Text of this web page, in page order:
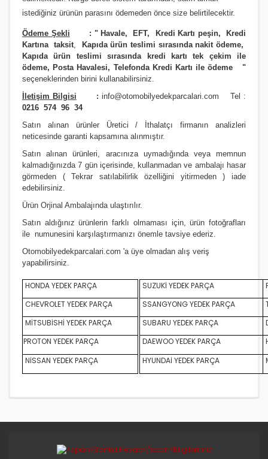
istediğiniz ürünün parasını ödemeden önce size belirtilecektir.
Ödeme Şekli : " Havale, EFT, Kredi Kartı peşin,
Kredi
Kartına taksit,
Kapıda ürün teslimi sırasında nakit ödeme,
Kapıda ürün teslimi sırasında kredi kartı tek çekim ile
ödeme, Posta Havalesi, Telefonda Kredi Kartı ile ödeme
"
seçeneklerinden birini kullanabilirsiniz.
İletişim Bilgisi : info@otomobilyedekparcalari.com Tel :
0216 574 96 34
Satın alınan ürünler Üretici / İthalatçı firmanın analizleri
neticesinde garanti kapsamına alınmıştır.
Satın alınan ürünleri, aracınıza uymadığında veya memnun
kalmadığınızda 7 gün içerisinde, kullanmadan ve ambalajı hasar
görmeden ( Tekrar satılabilirlik özelliğini yitirmeden ) iade
edebilirsiniz.
Ürün Orjinal Ambalajında ulaştırılır.
Satın aldığınız ürünlerin farklı olmaması için, ürün fotoğrafları
ile numunesini karşılaştırmanızı önemle tavsiye ederiz.
Otomobilyedekparcalari.com 'a üye olmadan alış veriş
yapabilirsiniz.
HONDA YEDEK PARÇA SUZUKİ YEDEK PARÇA
CHEVROLET YEDEK PARÇA
SSANGYONG YEDEK PARÇA
MİTSUBİSHİ YEDEK PARÇA
SUBARU YEDEK PARÇA
PROTON YEDEK PARÇA
DAEWOO YEDEK PARÇA
NİSSAN YEDEK PARÇA
HYUNDAİ YEDEK PARÇA